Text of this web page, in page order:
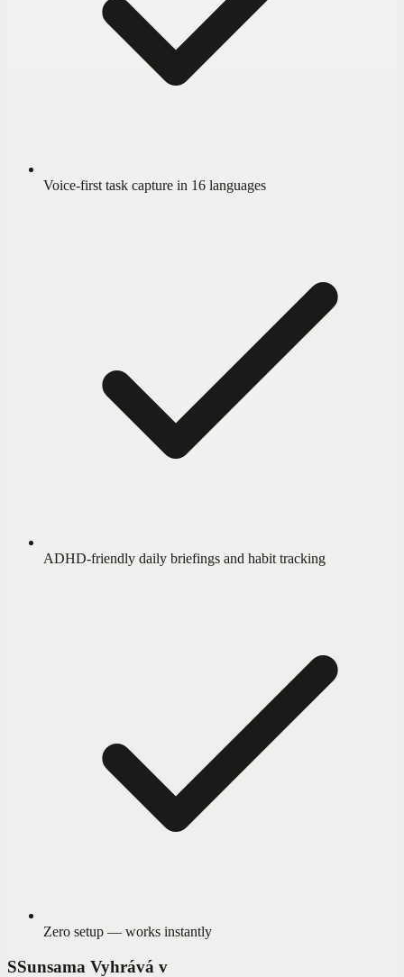
Voice-first task capture in 16 languages
ADHD-friendly daily briefings and habit tracking
Zero setup — works instantly
SSunsama Vyhrává v